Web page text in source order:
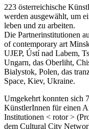
223 österreichische
werden ausgewählt, um
leben und zu arbeiten.
Die Partnerinstitutionen
of contemporary art
UJEP, Ústí nad Labem,
Ungarn, das Oberliht,
Bialystok, Polen, das
Space, Kiev, Ukraine.
Umgekehrt konnten sich
KünstlerInnen für einen
Institutionen < rotor >
dem Cultural City